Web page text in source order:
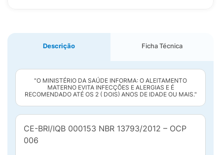
Descrição Ficha Técnica
"O MINISTÉRIO DA SAÚDE INFORMA: O ALEITAMENTO
MATERNO EVITA INFECÇÕES E ALERGIAS E É
RECOMENDADO ATÉ OS 2 ( DOIS) ANOS DE IDADE OU MAIS."
CE-BRI/IQB 000153 NBR 13793/2012 – OCP
006